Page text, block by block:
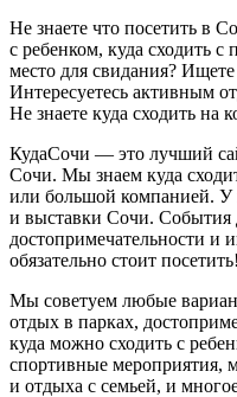
Не знаете что посетить в
с ребенком, куда сходить
место для свидания?
Интересуетесь активным
Не знаете куда сходить на
КудаСочи — это лучший
Сочи. Мы знаем куда
или большой компанией. У
и выставки Сочи. События
достопримечательности и
обязательно стоит посетить!
Мы советуем любые
отдых в парках,
куда можно сходить с
спортивные мероприятия,
и отдыха с семьей, и